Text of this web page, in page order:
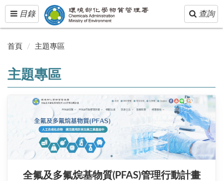
Toggle
navigation
目錄
Toggle
navigation
查詢
首頁 主題專區
主題專區
全氟及多氟烷基物質(PFAS)管理行動計畫